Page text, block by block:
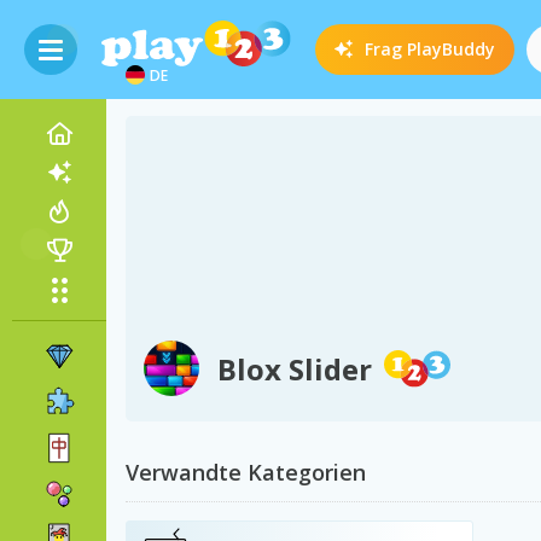
DE
Frag PlayBuddy
Blox Slider
Verwandte Kategorien